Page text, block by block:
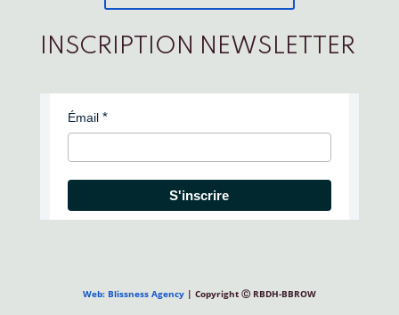
INSCRIPTION NEWSLETTER
Émail
S'inscrire
Web: Blissness Agency| Copyright Ⓒ RBDH-BBROW